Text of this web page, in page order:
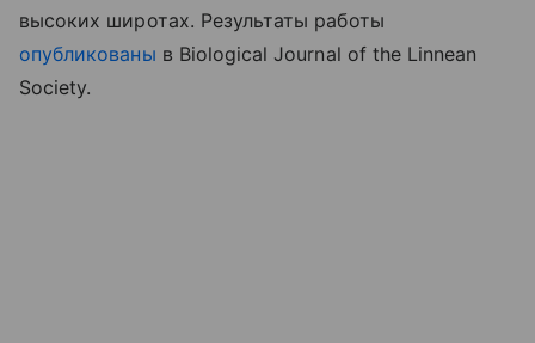
высоких широтах. Результаты работы
опубликованы в Biological Journal of the Linnean
Society.